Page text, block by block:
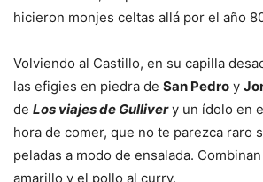
hicieron monjes celtas allá por el año
Volviendo al Castillo, en su capilla
las efigies en piedra de San Pedro y
de Los viajes de Gullivery un ídolo en
hora de comer, que no te parezca raro
peladas a modo de ensalada.
amarillo y el pollo al curry.